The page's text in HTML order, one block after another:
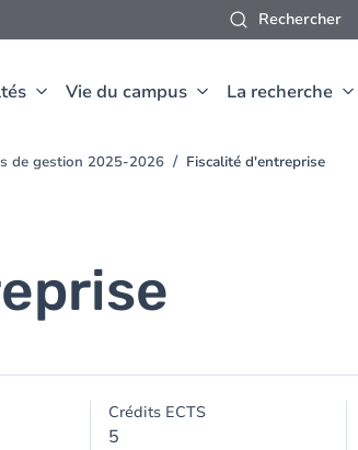
Rechercher
Vie du campus La recherche
de gestion 2025-2026 Fiscalité d'entreprise
Crédits ECTS
5